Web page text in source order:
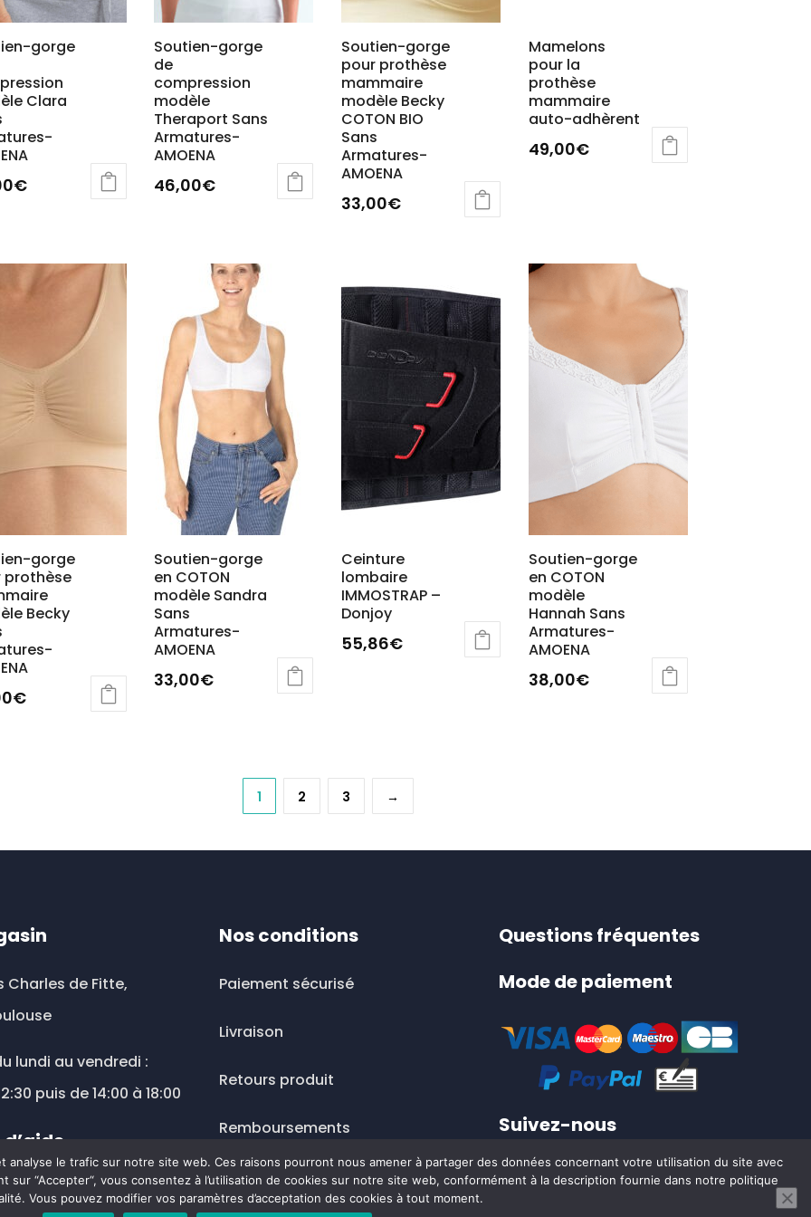
page
du
produit
produit
gorge
Clara
€
Soutien-gorge
de
compression
modèle
Theraport Sans
Armatures-
AMOENA
46,00€
plusieurs
variations.
Les
options
peuvent
être
choisies
sur
la
page
produit
Soutien-gorge
pour prothèse
mammaire
modèle Becky
COTON BIO
Sans
Armatures-
AMOENA
33,00€
plusieurs
variations.
Les
peuvent
choisies
sur
la
du
produit
Mamelons
pour la
prothèse
mammaire
auto-adhèrent
49,00€
variations.
Les
options
peuvent
du
produit
gorge
prothèse
Becky
€
Soutien-gorge
en COTON
modèle Sandra
Sans
Armatures-
AMOENA
33,00€
options
Ceinture
lombaire
IMMOSTRAP –
Donjoy
55,86€
Les
options
peuvent
la
page
Soutien-gorge
en COTON
modèle
Hannah Sans
Armatures-
AMOENA
38,00€
options
choisies
la
du
produit
1 2 3 →
Charles de Fitte,
lundi au vendredi :
puis de 14:00 à 18:00
Nos conditions
Paiement sécurisé
Livraison
Retours produit
Remboursements
Mentions légales
Questions fréquentes
Mode de paiement
Suivez-nous
0
analyse le trafic sur notre site web. Ces raisons pourront nous amener à partager des données concernant votre utilisation du site avec
sur “Accepter“, vous consentez à l’utilisation de cookies sur notre site web, conformément à la description fournie dans notre politique
Vous pouvez modifier vos paramètres d’acceptation des cookies à tout moment.